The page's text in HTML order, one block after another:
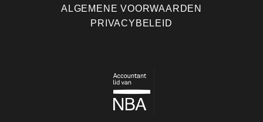
ALGEMENE VOORWAARDEN
PRIVACYBELEID